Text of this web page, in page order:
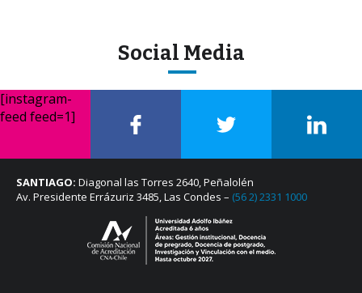
Social Media
[instagram-
feed feed=1]
SANTIAGO: Diagonal las Torres 2640, Peñalolén
Av. Presidente Errázuriz 3485, Las Condes – (56 2) 2331 1000